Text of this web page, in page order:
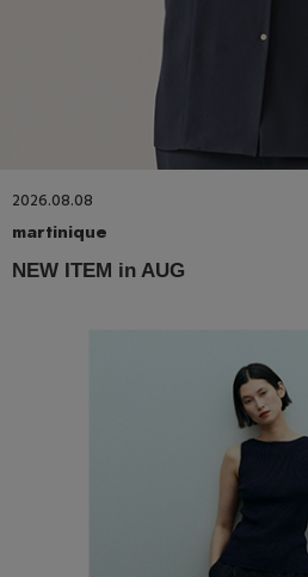
2026.08.08
martinique
NEW ITEM in AUG